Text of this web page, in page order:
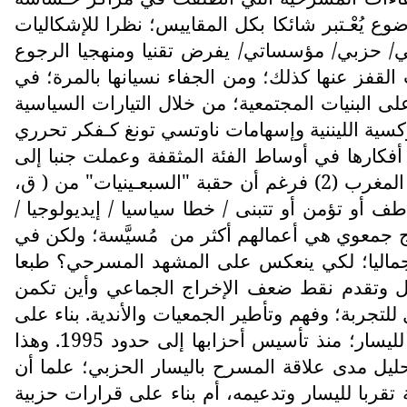
يُعْـتبر شائكا بكل المقاييس؛ نظرا للإشكاليات
حزبي/ مؤسساتي/ يفرض تقنيا ومنهجيا الرجوع
عنها كذلك؛ ومن الجفاء نسيانها بالمرة؛ في
البنيات المجتمعية؛ من خلال التيارات السياسية
الليننية وإسهامات ناوتسي تونغ كـفكر تحرري
سرية عرفت فيما بعد باسم "حركة 23 مارس" وانتشرت أفكارها في أوساط الفئة المثقفة وعملت جنبا إلى
جنب، مع منظمة" إلى الأمام" رغم الاختلاف التكتيكي بين المنظمتين، خاصة داخل الاتحاد الوطني لطلبة المغرب (2) فرغم أن حقبة "السبعـينيات" من ( ق،
أو تؤمن أو تتبنى / خطا سياسيا / إيديولوجيا /
جمعوي هي أعمالهم أكثر من مُسيَّسة؛ ولكن في
لكي ينعكس على المشهد المسرحي؟ طبعا
وتقدم نقط ضعف الإخراج الجماعي وأين تكمن
وفهم وتأطير الجمعيات والأندية. بناء على
أن العَـديد منها تعاطف وتفاعل مع الحركة الماركسية اللينينية في شكلها السري، وكانت الذراع الخفي لليسار؛ منذ تأسيس أحزابها إلى حدود 1995. وهذا
مدى علاقة المسرح باليسار الحزبي؛ علما أن
لليسار وتدعيمه، أم بناء على قرارات حزبية